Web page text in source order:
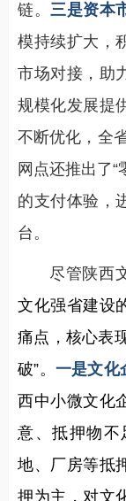
链。三是资本
模持续扩大，
市场对接，助
规模化发展提
不断优化，全
网点还推出了
的支付体验，
台。
尽管陕西
文化强省建设
痛点，核心表
破”。 一是文化
西中小微文化
意、抵押物不
地、厂房等抵
押为主，对文